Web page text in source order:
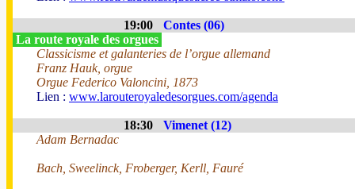
19:00
Contes (06)
La route royale des orgues
Classicisme et galanteries de l’orgue allemand
Franz Hauk, orgue
Orgue Federico Valoncini, 1873
Lien : www.larouteroyaledesorgues.com/agenda
18:30
Vimenet (12)
Adam Bernadac
Bach, Sweelinck, Froberger, Kerll, Fauré